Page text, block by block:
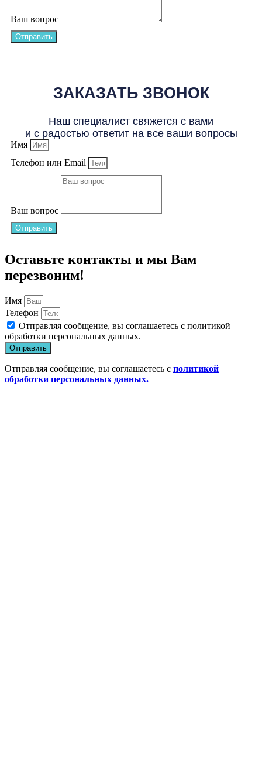
Ваш вопрос
Отправить
ЗАКАЗАТЬ ЗВОНОК
Наш специалист свяжется с вами
и с радостью ответит на все ваши вопросы
Имя
Телефон или Email
Ваш вопрос
Отправить
Оставьте контакты и мы Вам
перезвоним!
Имя
Телефон
Отправляя сообщение, вы соглашаетесь с политикой
обработки персональных данных.
Отправить
Отправляя сообщение, вы соглашаетесь с политикой
обработки персональных данных.